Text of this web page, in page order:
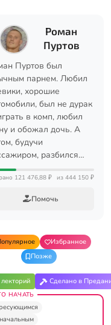
Роман
Пуртов
Пуртов был
парнем. Любил
хорошие
был не дурак
в комп, любил
и обожал дочь. А
будучи
разбился…
121 476,88 ₽ из 444 150 ₽
Помочь
Избранное
Позже
Сделано в
НАЧАТЬ